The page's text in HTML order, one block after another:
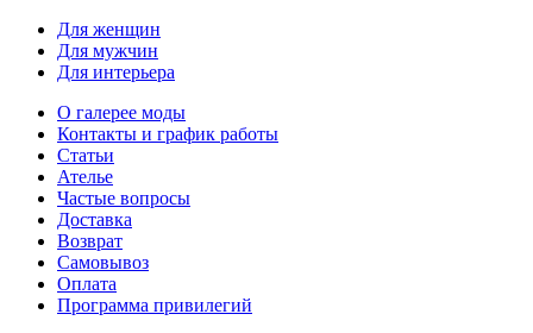
Для женщин
Для мужчин
Для интерьера
О галерее моды
Контакты и график работы
Статьи
Ателье
Частые вопросы
Доставка
Возврат
Самовывоз
Оплата
Программа привилегий